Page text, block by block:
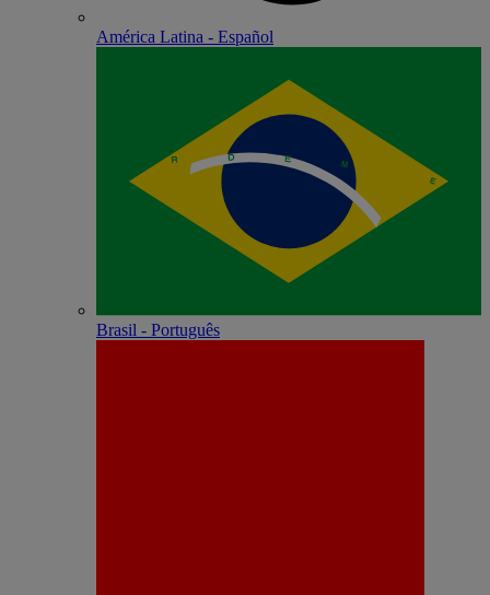
América Latina - Español
Brasil - Português